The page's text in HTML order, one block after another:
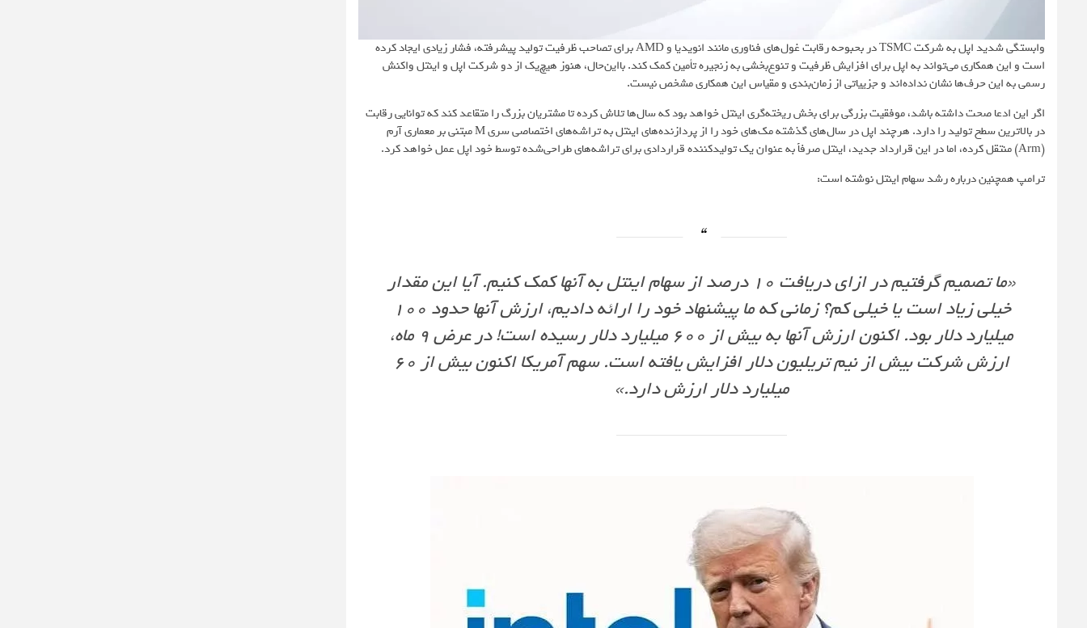
وابستگی شدید اپل به شرکت TSMC در بحبوحه رقابت غول‌های فناوری مانند انویدیا و AMD برای تصاحب ظرفیت تولید پیشرفته، فشار زیادی ایجاد کرده
است و این همکاری می‌تواند به اپل برای افزایش ظرفیت و تنوع‌بخشی به زنجیره تأمین کمک کند. بااین‌حال، هنوز هیچ‌یک از دو شرکت اپل و اینتل واکنش
رسمی به این حرف‌ها نشان نداده‌اند و جزییاتی از زمان‌بندی و مقیاس این همکاری مشخص نیست.
اگر این ادعا صحت داشته باشد، موفقیت بزرگی برای بخش ریخته‌گری اینتل خواهد بود که سال‌ها تلاش کرده تا مشتریان بزرگ را متقاعد کند که توانایی رقابت
در بالاترین سطح تولید را دارد. هرچند اپل در سال‌های گذشته مک‌های خود را از پردازنده‌های اینتل به تراشه‌های اختصاصی سری M مبتنی بر معماری آرم
(Arm) منتقل کرده، اما در این قرارداد جدید، اینتل صرفاً به عنوان یک تولیدکننده قراردادی برای تراشه‌های طراحی‌شده توسط خود اپل عمل خواهد کرد.
ترامپ همچنین درباره رشد سهام اینتل نوشته است:
«ما تصمیم گرفتیم در ازای دریافت ۱۰ درصد از سهام اینتل به آنها کمک کنیم. آیا این مقدار
خیلی زیاد است یا خیلی کم؟ زمانی که ما پیشنهاد خود را ارائه دادیم، ارزش آنها حدود ۱۰۰
میلیارد دلار بود. اکنون ارزش آنها به بیش از ۶۰۰ میلیارد دلار رسیده است! در عرض ۹ ماه،
ارزش شرکت بیش از نیم تریلیون دلار افزایش یافته است. سهم آمریکا اکنون بیش از ۶۰
میلیارد دلار ارزش دارد.»